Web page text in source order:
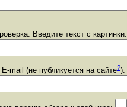
Введите текст с картинки:
E-mail (не публикуется на сайте?):